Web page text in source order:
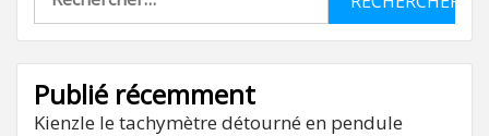
Publié récemment
Kienzle le tachymètre détourné en pendule